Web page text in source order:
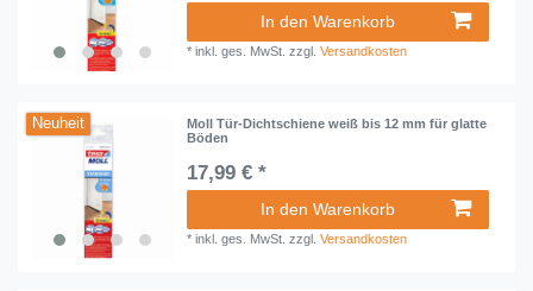
In den Warenkorb
*inkl. ges. MwSt. zzgl.Versandkosten
Neuheit
Moll Tür-Dichtschiene weiß bis 12 mm für glatte
Böden
17,99 € *
In den Warenkorb
*inkl. ges. MwSt. zzgl.Versandkosten